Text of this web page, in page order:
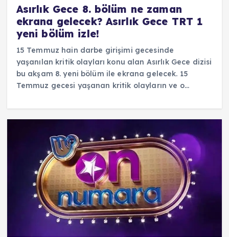
Asırlık Gece 8. bölüm ne zaman
ekrana gelecek? Asırlık Gece TRT 1
yeni bölüm izle!
15 Temmuz hain darbe girişimi gecesinde
yaşanılan kritik olayları konu alan Asırlık Gece dizisi
bu akşam 8. yeni bölüm ile ekrana gelecek. 15
Temmuz gecesi yaşanan kritik olayların ve o…